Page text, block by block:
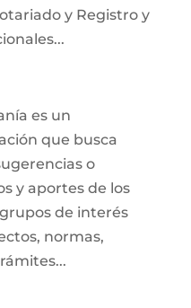
y Registro y
es un
que busca
o
y aportes de los
de interés
normas,